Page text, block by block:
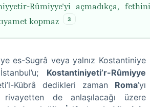
Rûmiyye'yi açmadıkça,
kopmaz
3
es-Sugrâ veya yalnız Kostantiniye
Kostantiniyeti’r-Rûmiyye
Kübrâ dedikleri zaman Roma’yı
de anlaşılacağı üzere